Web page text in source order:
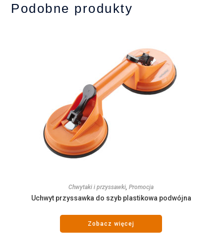
Podobne produkty
Chwytaki i przyssawki, Promocja
Uchwyt przyssawka do szyb plastikowa podwójna
Zobacz więcej